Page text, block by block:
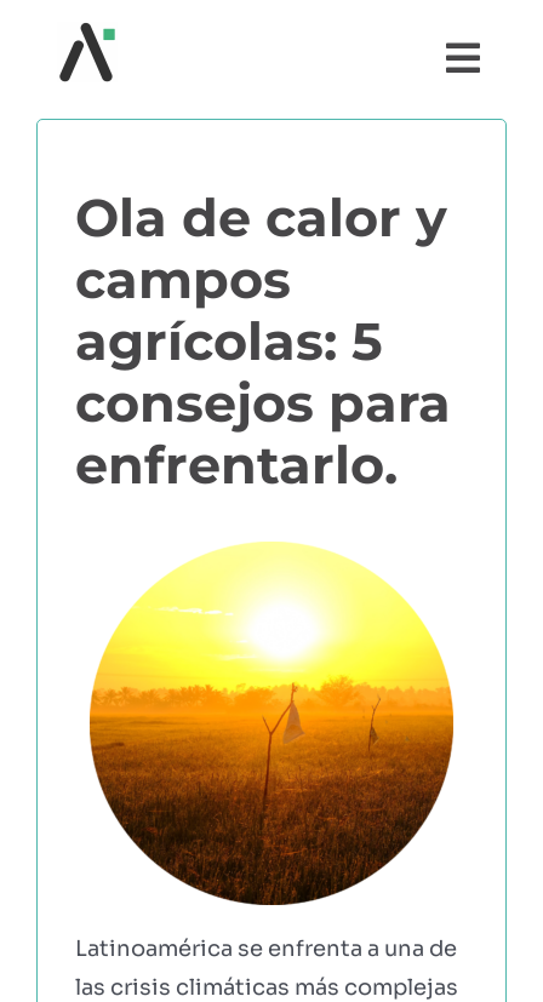
¿QUÉ ES AGRI?
MÓDULOS
TESTIMONIOS
PARTNERS
EBOOKS Y RECURSOS
PRUÉBALO GRATIS
Ola de calor y
campos
agrícolas: 5
consejos para
enfrentarlo.
Latinoamérica se enfrenta a una de
las crisis climáticas más complejas